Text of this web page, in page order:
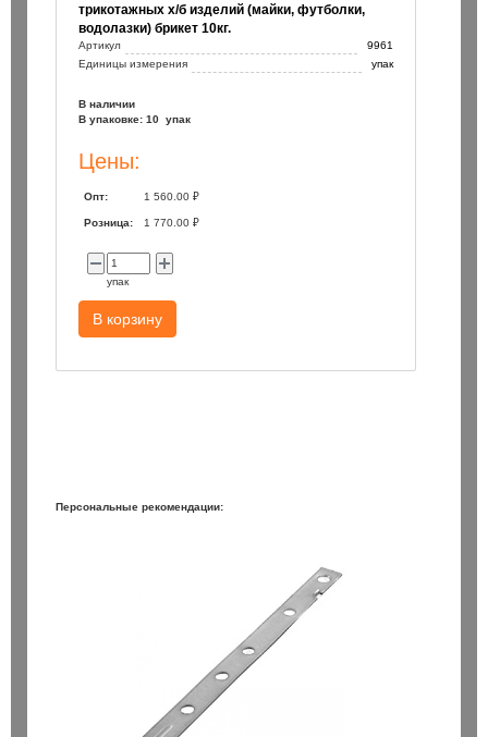
трикотажных х/б изделий (майки, футболки,
водолазки) брикет 10кг.
Артикул
9961
Единицы измерения
упак
В наличии
В упаковке: 10 упак
Цены:
Опт: 1 560.00 ₽
Розница: 1 770.00 ₽
упак
В корзину
Персональные рекомендации: